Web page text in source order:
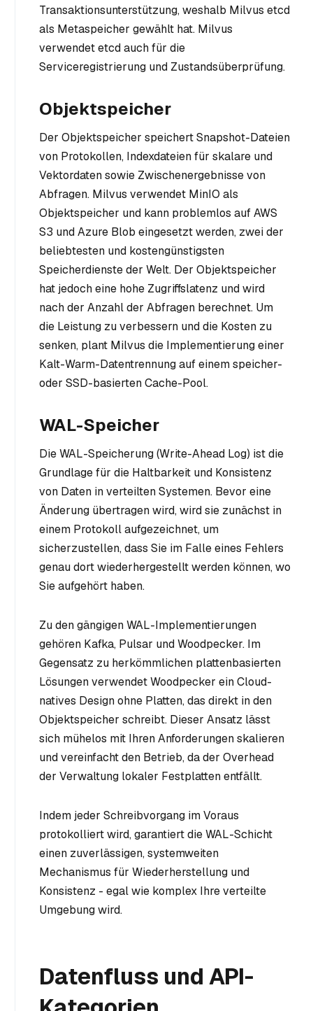
Transaktionsunterstützung, weshalb Milvus etcd
als Metaspeicher gewählt hat. Milvus
verwendet etcd auch für die
Serviceregistrierung und Zustandsüberprüfung.
Objektspeicher
Der Objektspeicher speichert Snapshot-Dateien
von Protokollen, Indexdateien für skalare und
Vektordaten sowie Zwischenergebnisse von
Abfragen. Milvus verwendet MinIO als
Objektspeicher und kann problemlos auf AWS
S3 und Azure Blob eingesetzt werden, zwei der
beliebtesten und kostengünstigsten
Speicherdienste der Welt. Der Objektspeicher
hat jedoch eine hohe Zugriffslatenz und wird
nach der Anzahl der Abfragen berechnet. Um
die Leistung zu verbessern und die Kosten zu
senken, plant Milvus die Implementierung einer
Kalt-Warm-Datentrennung auf einem speicher-
oder SSD-basierten Cache-Pool.
WAL-Speicher
Die WAL-Speicherung (Write-Ahead Log) ist die
Grundlage für die Haltbarkeit und Konsistenz
von Daten in verteilten Systemen. Bevor eine
Änderung übertragen wird, wird sie zunächst in
einem Protokoll aufgezeichnet, um
sicherzustellen, dass Sie im Falle eines Fehlers
genau dort wiederhergestellt werden können, wo
Sie aufgehört haben.
Zu den gängigen WAL-Implementierungen
gehören Kafka, Pulsar und Woodpecker. Im
Gegensatz zu herkömmlichen plattenbasierten
Lösungen verwendet Woodpecker ein Cloud-
natives Design ohne Platten, das direkt in den
Objektspeicher schreibt. Dieser Ansatz lässt
sich mühelos mit Ihren Anforderungen skalieren
und vereinfacht den Betrieb, da der Overhead
der Verwaltung lokaler Festplatten entfällt.
Indem jeder Schreibvorgang im Voraus
protokolliert wird, garantiert die WAL-Schicht
einen zuverlässigen, systemweiten
Mechanismus für Wiederherstellung und
Konsistenz - egal wie komplex Ihre verteilte
Umgebung wird.
Datenfluss und API-